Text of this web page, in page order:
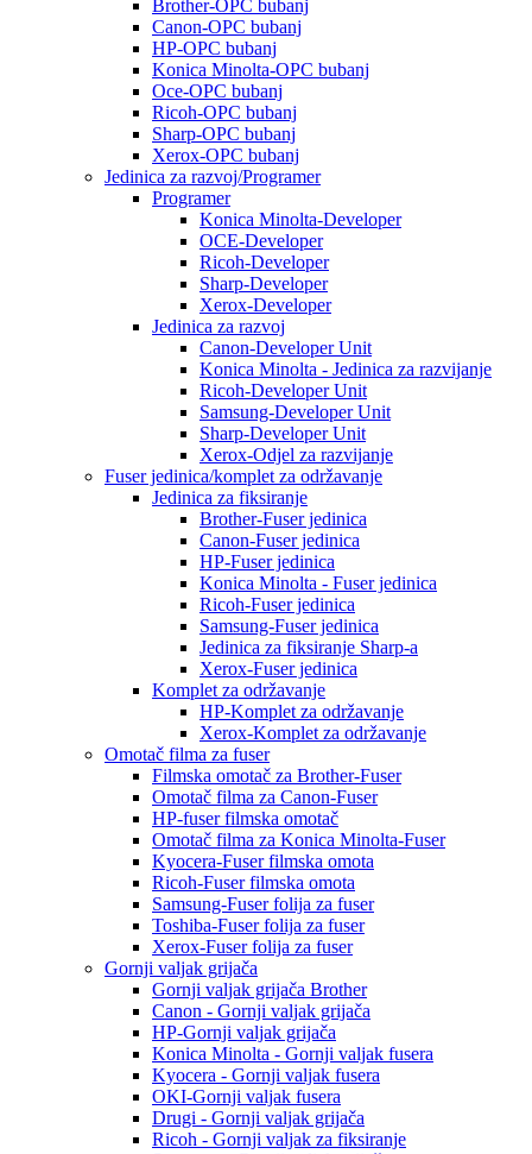
Brother-OPC bubanj
Canon-OPC bubanj
HP-OPC bubanj
Konica Minolta-OPC bubanj
Oce-OPC bubanj
Ricoh-OPC bubanj
Sharp-OPC bubanj
Xerox-OPC bubanj
Jedinica za razvoj/Programer
Programer
Konica Minolta-Developer
OCE-Developer
Ricoh-Developer
Sharp-Developer
Xerox-Developer
Jedinica za razvoj
Canon-Developer Unit
Konica Minolta - Jedinica za razvijanje
Ricoh-Developer Unit
Samsung-Developer Unit
Sharp-Developer Unit
Xerox-Odjel za razvijanje
Fuser jedinica/komplet za održavanje
Jedinica za fiksiranje
Brother-Fuser jedinica
Canon-Fuser jedinica
HP-Fuser jedinica
Konica Minolta - Fuser jedinica
Ricoh-Fuser jedinica
Samsung-Fuser jedinica
Jedinica za fiksiranje Sharp-a
Xerox-Fuser jedinica
Komplet za održavanje
HP-Komplet za održavanje
Xerox-Komplet za održavanje
Omotač filma za fuser
Filmska omotač za Brother-Fuser
Omotač filma za Canon-Fuser
HP-fuser filmska omotač
Omotač filma za Konica Minolta-Fuser
Kyocera-Fuser filmska omota
Ricoh-Fuser filmska omota
Samsung-Fuser folija za fuser
Toshiba-Fuser folija za fuser
Xerox-Fuser folija za fuser
Gornji valjak grijača
Gornji valjak grijača Brother
Canon - Gornji valjak grijača
HP-Gornji valjak grijača
Konica Minolta - Gornji valjak fusera
Kyocera - Gornji valjak fusera
OKI-Gornji valjak fusera
Drugi - Gornji valjak grijača
Ricoh - Gornji valjak za fiksiranje